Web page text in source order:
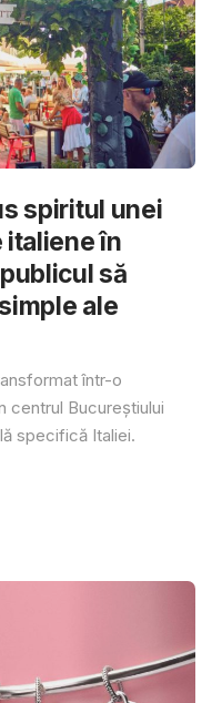
spiritul unei
în
să
ale
într-o
centrul Bucureștiului
specifică Italiei.